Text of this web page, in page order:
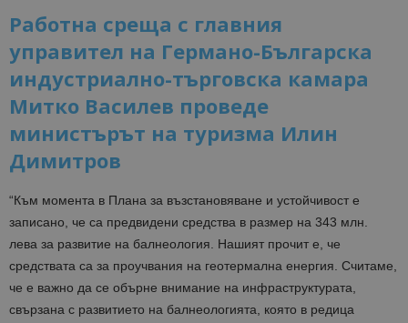
Работна среща с главния
управител на Германо-Българска
индустриално-търговска камара
Митко Василев проведе
министърът на туризма Илин
Димитров
“Към момента в Плана за възстановяване и устойчивост е
записано, че са предвидени средства в размер на 343 млн.
лева за развитие на балнеология. Нашият прочит е, че
средствата са за проучвания на геотермална енергия. Считаме,
че е важно да се обърне внимание на инфраструктурата,
свързана с развитието на балнеологията, която в редица